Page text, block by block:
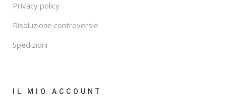
Privacy policy
Risoluzione controversie
Spedizioni
IL MIO ACCOUNT